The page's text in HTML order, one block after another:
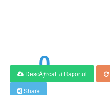
0
Scor
DescÄƒrcaÈ›i Raportul
Share